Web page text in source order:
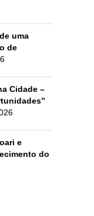
uma
de
Cidade –
e
do